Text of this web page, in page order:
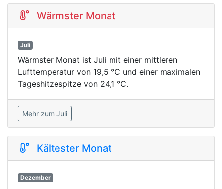
Wärmster Monat
Juli
Wärmster Monat ist Juli mit einer mittleren
Lufttemperatur von 19,5 °C und einer maximalen
Tageshitzespitze von 24,1 °C.
Mehr zum Juli
Kältester Monat
Dezember